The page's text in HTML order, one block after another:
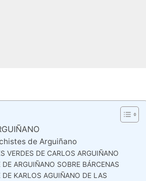
de Arguiñano
VERDES DE CARLOS ARGUIÑANO
DE ARGUIÑANO SOBRE BÁRCENAS
DE KARLOS AGUIÑANO DE LAS